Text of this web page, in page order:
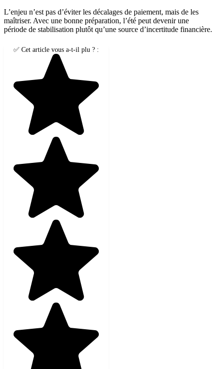
L’enjeu n’est pas d’éviter les décalages de paiement, mais de les
maîtriser. Avec une bonne préparation, l’été peut devenir une
période de stabilisation plutôt qu’une source d’incertitude financière.
✅ Cet article vous a-t-il plu ? :